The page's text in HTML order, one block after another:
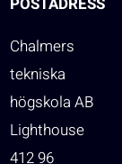
Chalmers
tekniska
högskola AB
Lighthouse
412 96